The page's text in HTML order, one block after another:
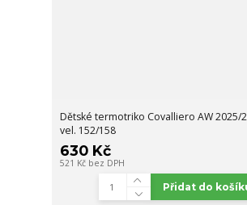
Dětské termotriko Covalliero AW 2025/
vel. 152/158
630 Kč
521 Kč bez DPH
Přidat do